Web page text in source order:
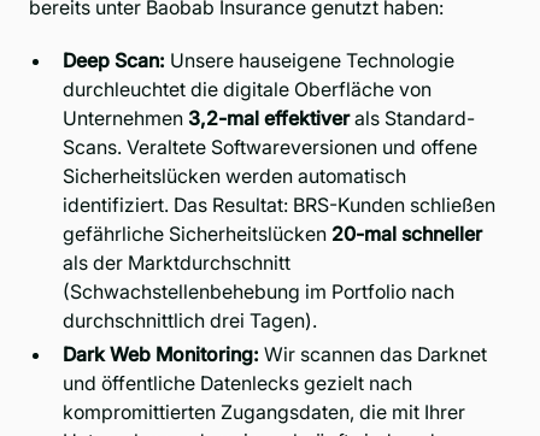
bereits unter Baobab Insurance genutzt haben:
Deep Scan: Unsere hauseigene Technologie
durchleuchtet die digitale Oberfläche von
Unternehmen 3,2-mal effektiverals Standard-
Scans. Veraltete Softwareversionen und offene
Sicherheitslücken werden automatisch
identifiziert. Das Resultat: BRS-Kunden schließen
gefährliche Sicherheitslücken 20-mal schneller
als der Marktdurchschnitt
(Schwachstellenbehebung im Portfolio nach
durchschnittlich drei Tagen).
Dark Web Monitoring: Wir scannen das Darknet
und öffentliche Datenlecks gezielt nach
kompromittierten Zugangsdaten, die mit Ihrer